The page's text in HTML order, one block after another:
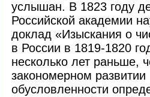
услышан. В 1823 году
Российской академии
доклад «Изыскания о
в России в 1819-1820
несколько лет раньше,
закономерном развитии
обусловленности